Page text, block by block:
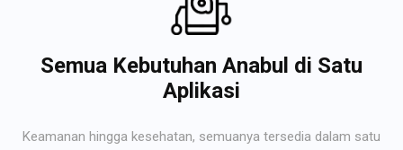
Semua Kebutuhan Anabul di Satu
Aplikasi
Keamanan hingga kesehatan, semuanya tersedia dalam satu